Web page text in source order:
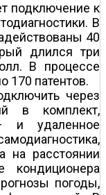
подключение к
В
40
длился три
В процессе
170 патентов.
через
в комплект,
и удаленное
на расстоянии
кондиционера
погоды,